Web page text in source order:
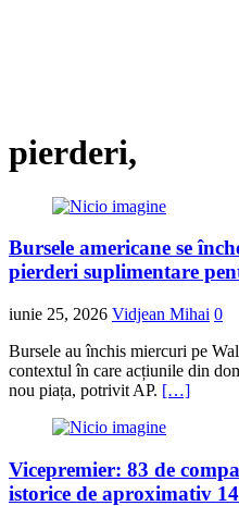
pierderi,
Bursele americane se
pierderi suplimentare
iunie 25, 2026 Vidjean Mihai 0
Bursele au închis miercuri pe
contextul în care acțiunile din
nou piața, potrivit AP. […]
Vicepremier: 83 de
istorice de aproximativ